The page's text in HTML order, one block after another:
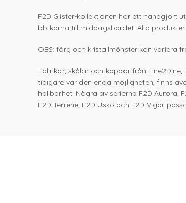
F2D Glister-kollektionen har ett handgjort
blickarna till middagsbordet. Alla
OBS: färg och kristallmönster kan variera
Tallrikar, skålar och koppar från
tidigare var den enda möjligheten, finns
hållbarhet. Några av serierna F2D Aurora,
F2D Terrene, F2D Usko och F2D Vigor